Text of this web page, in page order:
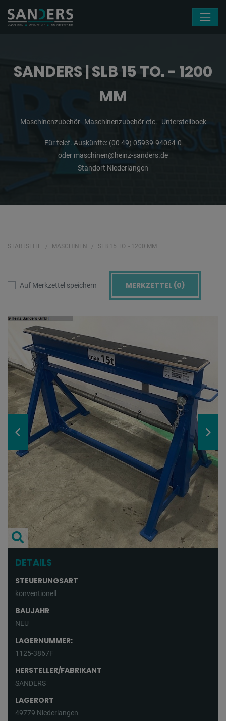
SANDERS | SLB 15 TO. - 1200
MM
Maschinenzubehör Maschinenzubehör etc. Unterstellbock
Für telef. Auskünfte: (00 49) 05939-94064-0
oder maschinen@heinz-sanders.de
Standort Niederlangen
STARTSEITE MASCHINEN SLB 15 TO. - 1200 MM
Auf Merkzettel speichern MERKZETTEL (0)
DETAILS
STEUERUNGSART
konventionell
BAUJAHR
NEU
LAGERNUMMER:
1125-3867F
HERSTELLER/FABRIKANT
SANDERS
LAGERORT
49779 Niederlangen